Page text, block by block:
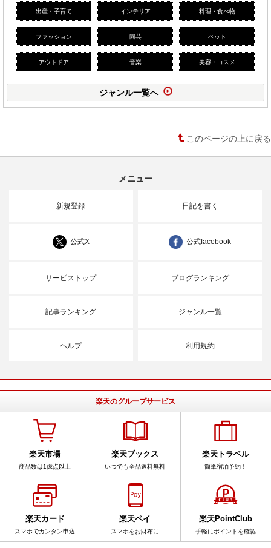
出産・子育て インテリア 料理・食べ物
ファッション 園芸 ペット
アウトドア 音楽 美容・コスメ
ジャンル一覧へ
このページの上に戻る
メニュー
新規登録 日記を書く
公式X 公式facebook
サービストップ ブログランキング
記事ランキング ジャンル一覧
ヘルプ 利用規約
楽天のグループサービス
楽天市場
商品数は1億点以上
楽天ブックス
いつでも全品送料無料
楽天トラベル
簡単宿泊予約！
楽天カード
スマホでカンタン申込
楽天ペイ
スマホをお財布に
楽天PointClub
手軽にポイントを確認